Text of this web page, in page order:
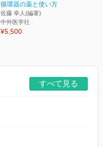
循環器の薬と使い方
佐藤 幸人(編著)
中外医学社
¥5,500
すべて見る